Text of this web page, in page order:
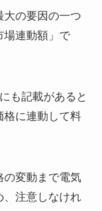
大の要因の一つ
場連動額」で
も記載があると
格に連動して料
の変動まで電気
、注意しなけれ